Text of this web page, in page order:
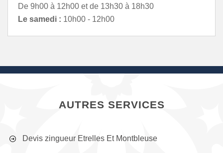
De 9h00 à 12h00 et de 13h30 à 18h30
Le samedi : 10h00 - 12h00
AUTRES SERVICES
Devis zingueur Etrelles Et Montbleuse